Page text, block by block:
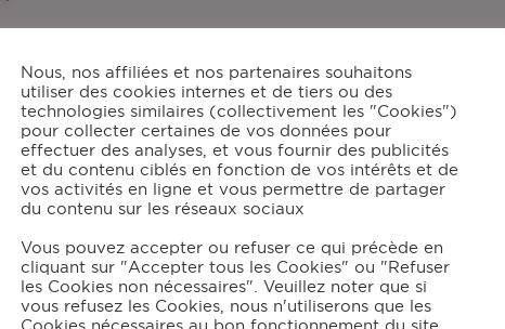
œufs
150 g de sucre
càs de Maïzena®
cl de lait demi-écrémé
cl de jus de citron
Nous, nos affiliées et nos partenaires souhaitons
utiliser des cookies internes et de tiers ou des
technologies similaires (collectivement les "Cookies")
pour collecter certaines de vos données pour
effectuer des analyses, et vous fournir des publicités
et du contenu ciblés en fonction de vos intérêts et de
vos activités en ligne et vous permettre de partager
du contenu sur les réseaux sociaux
Vous pouvez accepter ou refuser ce qui précède en
cliquant sur "Accepter tous les Cookies" ou "Refuser
les Cookies non nécessaires". Veuillez noter que si
vous refusez les Cookies, nous n'utiliserons que les
Cookies nécessaires au bon fonctionnement du site